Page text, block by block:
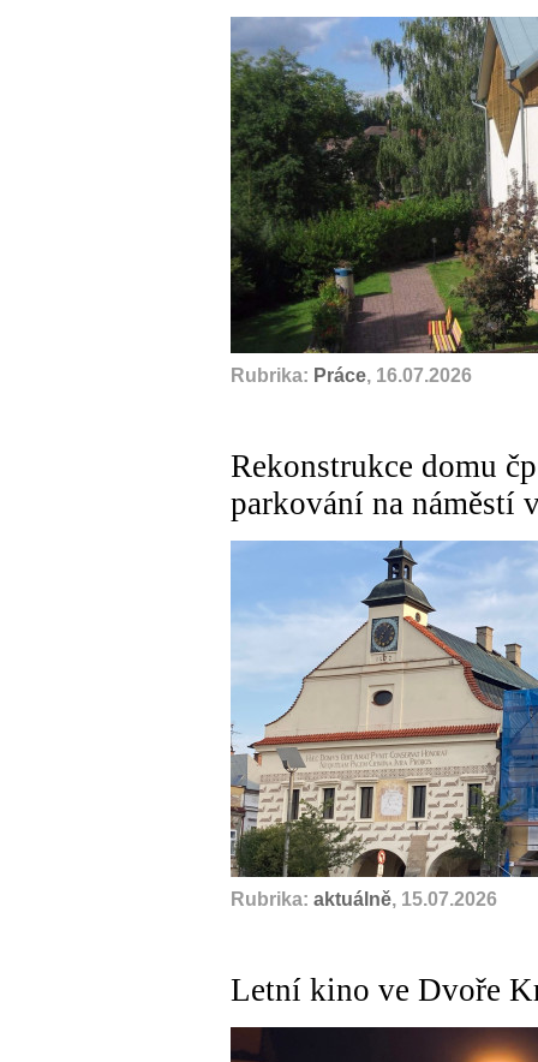
Rubrika: Práce, 16.07.2026
Rekonstrukce domu
parkování na náměstí
Rubrika: aktuálně, 15.07.2026
Letní kino ve Dvoře